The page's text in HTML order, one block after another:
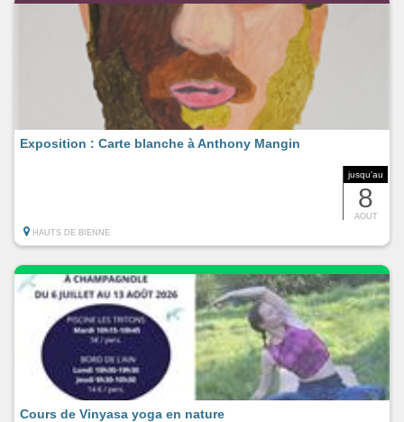
jusqu'au
8
AOUT
Exposition : Carte blanche à Anthony Mangin
HAUTS DE BIENNE
Cours de Vinyasa yoga en nature